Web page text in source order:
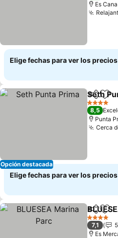
Es Cana
Elige fechas para ver los
Opción destacada
Seth
4 Estrellas
8,5
Punta
Cerca
Elige fechas para ver los
4 Estrellas
7,1
Es